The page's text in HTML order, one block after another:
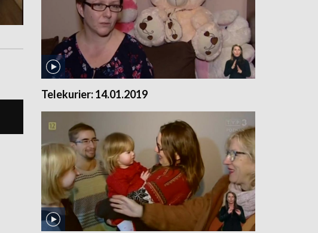
Telekurier: 14.01.2019